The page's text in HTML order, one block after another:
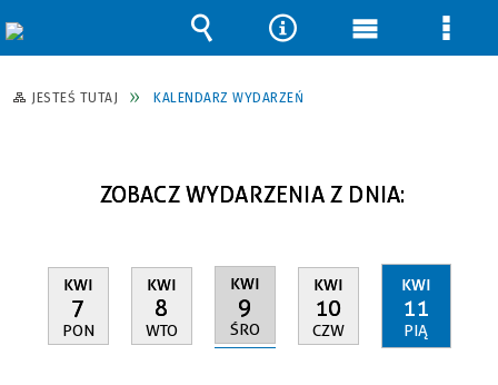
JESTEŚ TUTAJ KALENDARZ WYDARZEŃ
ZOBACZ WYDARZENIA Z DNIA:
KWI
7
PON
KWI
8
WTO
KWI
9
ŚRO
KWI
10
CZW
KWI
11
PIĄ
Wyszukiwarka
Narzędzia
Menu Menu